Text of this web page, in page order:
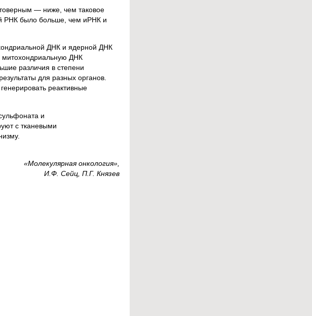
— ниже, чем таковое
РНК было больше, чем иРНК и
ДНК и ядерной ДНК
митохондриальную ДНК
различия в степени
для разных органов.
реактивные
и
с тканевыми
«Молекулярная онкология»,
И.Ф. Сейц, П.Г. Князев